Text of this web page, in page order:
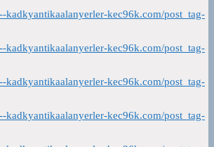
kadkyantikaalanyerler-kec96k.com/post_tag-
kadkyantikaalanyerler-kec96k.com/post_tag-
kadkyantikaalanyerler-kec96k.com/post_tag-
kadkyantikaalanyerler-kec96k.com/post_tag-